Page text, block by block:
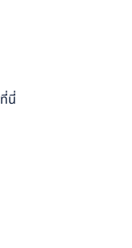
ที่นี่